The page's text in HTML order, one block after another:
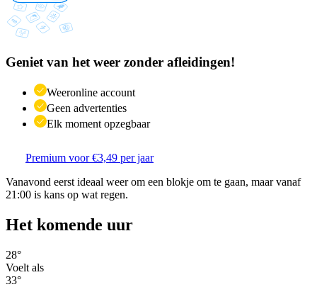
Geniet van het weer zonder afleidingen!
Weeronline account
Geen advertenties
Elk moment opzegbaar
Premium voor €3,49 per jaar
Vanavond eerst ideaal weer om een blokje om te gaan, maar vanaf
21:00 is kans op wat regen.
Het komende uur
28°
Voelt als
33°